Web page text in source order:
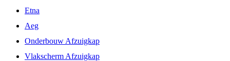
Etna
Aeg
Onderbouw Afzuigkap
Vlakscherm Afzuigkap